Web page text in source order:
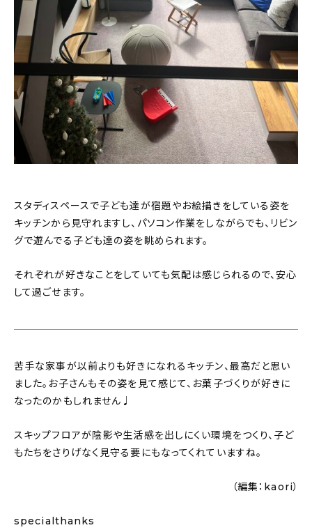
スタディスペースで子ども達が宿題やお絵描きをしている姿を
キッチンから見守れますし、パソコン作業をしながらでも、リビン
グで遊んでる子ども達の姿を眺められます。
それぞれが好きなことをしていても気配は感じられるので、安心
して過ごせます。
苦手な家事が以前よりも好きになれるキッチン、最高だと思い
ました。お子さんもその姿を見て感じて、お菓子づくりが好きに
なったのかもしれません♩
スキップフロアが陰影や生活感を出しにくい環境をつくり、子ど
もたちをさりげなく見守る要にもなってくれていますね。
（編集：kaori）
specialthanks